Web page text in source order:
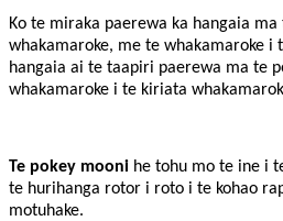
Ko te miraka paerewa ka hangaia
whakamaroke, me te whakamaroke i
hangaia ai te taapiri paerewa ma te
whakamaroke i te kiriata
Te pokey mooni he tohu mo te ine i
te hurihanga rotor i roto i te kohao
motuhake.